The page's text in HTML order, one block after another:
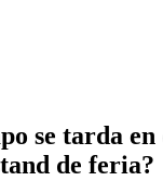
se tarda
de feria?